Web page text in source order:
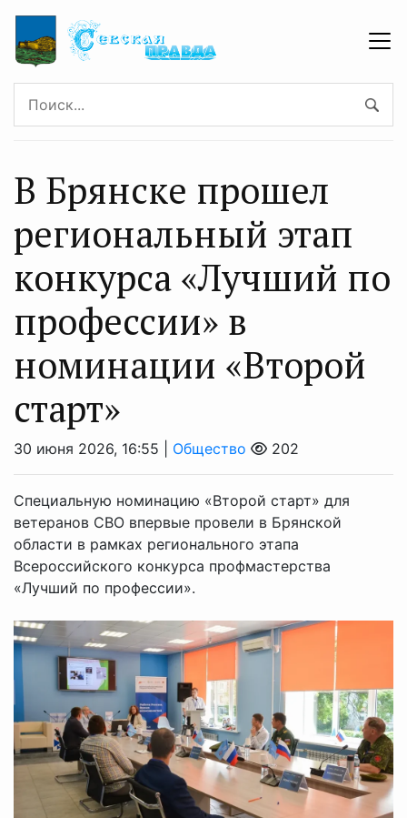
В Брянске прошел
региональный этап
конкурса «Лучший по
профессии» в
номинации «Второй
старт»
30 июня 2026, 16:55 | Общество 202
Специальную номинацию «Второй старт» для
ветеранов СВО впервые провели в Брянской
области в рамках регионального этапа
Всероссийского конкурса профмастерства
«Лучший по профессии».